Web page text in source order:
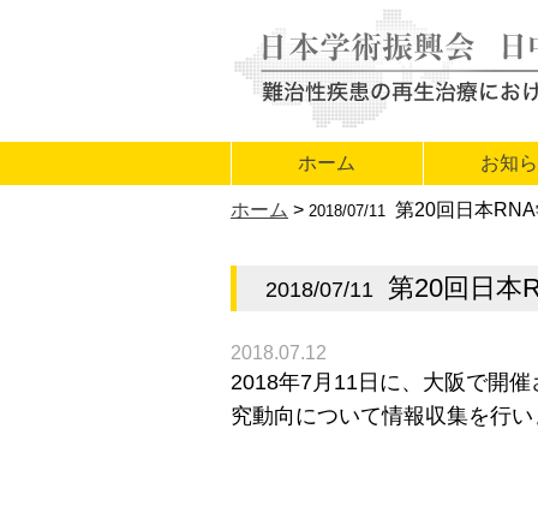
ホーム > 2018/07/11 第20回日本
2018/07/11 第20回日本
2018.07.12
2018年7月11日に、大阪で開
究動向について情報収集を行い
ホーム お知